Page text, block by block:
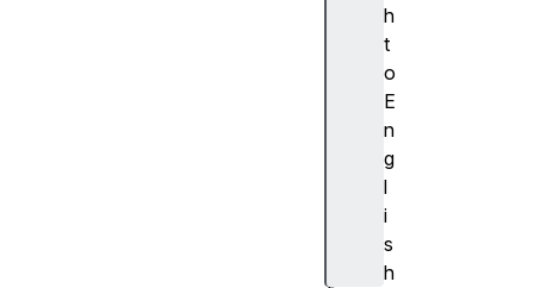
h
t
o
E
n
g
l
i
s
h
t